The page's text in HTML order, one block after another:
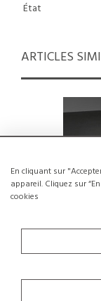
En cliquant sur
appareil. Cliquez sur
cookies
État
ARTICLES